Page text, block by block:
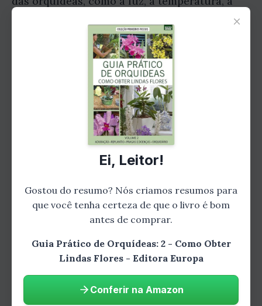
umidade e a nutrição. Você também aprenderá
sobre as diferentes técnicas que podem ser
usadas para estimular a floração das
Com este livro, você terá todas as informações
necessárias para cultivar orquídeas lindas e
saudáveis. Você aprenderá a escolher as
melhores orquídeas para o seu ambiente,
como cuidar delas para que floresçam
problemas que possam surgir.
×
Ei, Leitor!
Gostou do resumo? Nós criamos resumos para
que você tenha certeza de que o livro é bom
antes de comprar.
Guia Prático de Orquídeas: 2 - Como Obter
Lindas Flores - Editora Europa
Conferir na Amazon